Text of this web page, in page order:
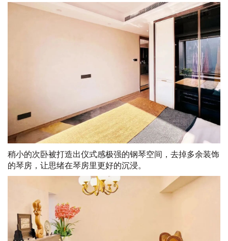
稍小的次卧被打造出仪式感极强的钢琴空间，去掉多余装饰
的琴房，让思绪在琴房里更好的沉浸。